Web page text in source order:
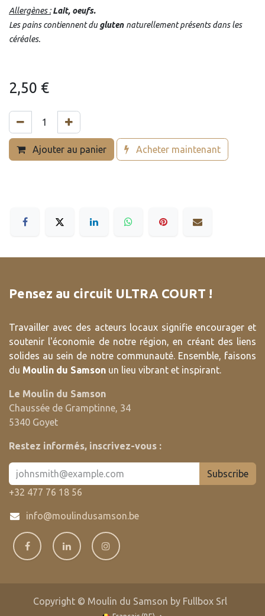
Allergènes : Lait, oeufs.
Les pains contiennent dugluten naturellement présents dans les
céréales.
2,50 €
Ajouter au panier Acheter maintenant
Pensez au circuit ULTRA COURT !
Travailler avec des acteurs locaux signifie encourager et
soutenir l'économie de notre région, en créant des liens
solides au sein de notre communauté. Ensemble, faisons
du Moulin du Samson un lieu vibrant et inspirant.
Le Moulin du Samson
Chaussée de Gramptinne, 34
5340 Goyet
Restez informés, inscrivez-vous :
Subscribe
+32 477 76 18 56
info@moulindusamson.be
Copyright © Moulin du Samson by Fullbox Srl